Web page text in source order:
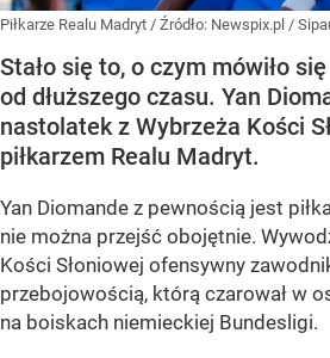
Piłkarze Realu Madryt / Źródło: Newspix.pl /
Stało się to, o czym mówiło
od dłuższego czasu. Yan
nastolatek z Wybrzeża Kości
piłkarzem Realu Madryt.
Yan Diomande z pewnością jest
nie można przejść obojętnie.
Kości Słoniowej ofensywny
przebojowością, którą czarował w
na boiskach niemieckiej Bundesligi.